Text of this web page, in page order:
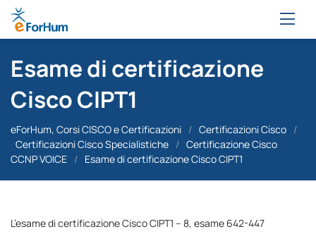
Esame di certificazione
Cisco CIPT1
eForHum, Corsi CISCO e Certificazioni / Certificazioni Cisco /
Certificazioni Cisco Specialistiche / Certificazione Cisco
CCNP VOICE / Esame di certificazione Cisco CIPT1
L’esame di certificazione Cisco CIPT1 – 8, esame 642-447